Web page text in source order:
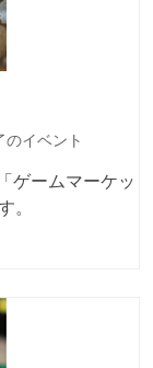
のイベント
ゲームマーケッ
。